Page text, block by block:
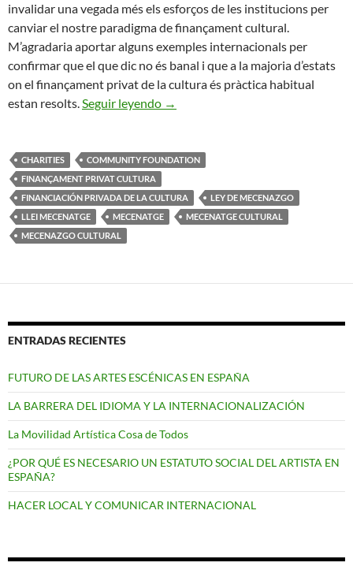
invalidar una vegada més els esforços de les institucions per
canviar el nostre paradigma de finançament cultural.
M’agradaria aportar alguns exemples internacionals per
confirmar que el que dic no és banal i que a la majoria d’estats
on el finançament privat de la cultura és pràctica habitual
estan resolts.Seguir leyendo El Mecenatge dels Petits
→
CHARITIES
COMMUNITY FOUNDATION
FINANÇAMENT PRIVAT CULTURA
FINANCIACIÓN PRIVADA DE LA CULTURA
LEY DE MECENAZGO
LLEI MECENATGE
MECENATGE
MECENATGE CULTURAL
MECENAZGO CULTURAL
ENTRADAS RECIENTES
FUTURO DE LAS ARTES ESCÉNICAS EN ESPAÑA
LA BARRERA DEL IDIOMA Y LA INTERNACIONALIZACIÓN
La Movilidad Artística Cosa de Todos
¿POR QUÉ ES NECESARIO UN ESTATUTO SOCIAL DEL ARTISTA EN
ESPAÑA?
HACER LOCAL Y COMUNICAR INTERNACIONAL